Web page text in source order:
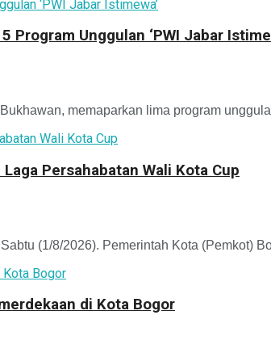
Program Unggulan ‘PWI Jabar
memaparkan lima program
Persahabatan Wali Kota Cup
(1/8/2026). Pemerintah Kota (Pemkot)
di Kota Bogor